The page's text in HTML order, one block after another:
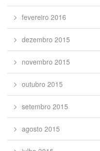
fevereiro 2016
dezembro 2015
novembro 2015
outubro 2015
setembro 2015
agosto 2015